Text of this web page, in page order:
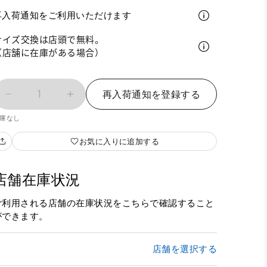
入荷通知をご利用いただけます
ズ交換は店頭で無料。
舗に在庫がある場合）
1 再入荷通知を登録する
なし
お気に入りに追加する
舗在庫状況
利用される店舗の在庫状況をこちらで確認すること
きます。
店舗を選択する